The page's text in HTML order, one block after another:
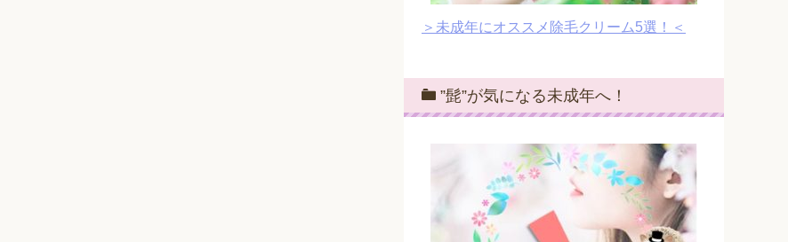
＞未成年にオススメ除毛クリーム5選！＜
”髭”が気になる未成年へ！